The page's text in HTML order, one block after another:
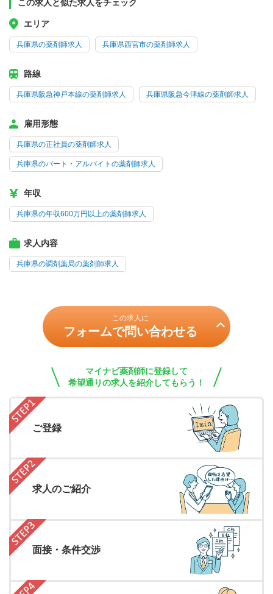
この求人と似た求人をチェック
エリア
兵庫県の薬剤師求人 兵庫県西宮市の薬剤師求人
路線
兵庫県阪急神戸本線の薬剤師求人 兵庫県阪急今津線の薬剤師求人
雇用形態
兵庫県の正社員の薬剤師求人
兵庫県のパート・アルバイトの薬剤師求人
年収
兵庫県の年収600万円以上の薬剤師求人
求人内容
兵庫県の調剤薬局の薬剤師求人
この求人に
フォームで問い合わせる
マイナビ薬剤師に登録して
希望通りの求人を紹介してもらう！
ご登録
求人のご紹介
面接・条件交渉